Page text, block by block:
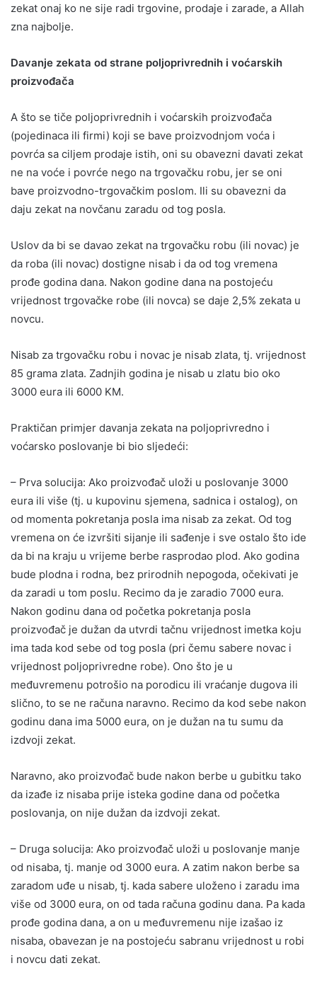
zekat onaj ko ne sije radi trgovine, prodaje i zarade, a Allah
zna najbolje.
Davanje zekata od strane poljoprivrednih i voćarskih
proizvođača
A što se tiče poljoprivrednih i voćarskih proizvođača
(pojedinaca ili firmi) koji se bave proizvodnjom voća i
povrća sa ciljem prodaje istih, oni su obavezni davati zekat
ne na voće i povrće nego na trgovačku robu, jer se oni
bave proizvodno-trgovačkim poslom. Ili su obavezni da
daju zekat na novčanu zaradu od tog posla.
Uslov da bi se davao zekat na trgovačku robu (ili novac) je
da roba (ili novac) dostigne nisab i da od tog vremena
prođe godina dana. Nakon godine dana na postojeću
vrijednost trgovačke robe (ili novca) se daje 2,5% zekata u
novcu.
Nisab za trgovačku robu i novac je nisab zlata, tj. vrijednost
85 grama zlata. Zadnjih godina je nisab u zlatu bio oko
3000 eura ili 6000 KM.
Praktičan primjer davanja zekata na poljoprivredno i
voćarsko poslovanje bi bio sljedeći:
– Prva solucija: Ako proizvođač uloži u poslovanje 3000
eura ili više (tj. u kupovinu sjemena, sadnica i ostalog), on
od momenta pokretanja posla ima nisab za zekat. Od tog
vremena on će izvršiti sijanje ili sađenje i sve ostalo što ide
da bi na kraju u vrijeme berbe rasprodao plod. Ako godina
bude plodna i rodna, bez prirodnih nepogoda, očekivati je
da zaradi u tom poslu. Recimo da je zaradio 7000 eura.
Nakon godinu dana od početka pokretanja posla
proizvođač je dužan da utvrdi tačnu vrijednost imetka koju
ima tada kod sebe od tog posla (pri čemu sabere novac i
vrijednost poljoprivredne robe). Ono što je u
međuvremenu potrošio na porodicu ili vraćanje dugova ili
slično, to se ne računa naravno. Recimo da kod sebe nakon
godinu dana ima 5000 eura, on je dužan na tu sumu da
izdvoji zekat.
Naravno, ako proizvođač bude nakon berbe u gubitku tako
da izađe iz nisaba prije isteka godine dana od početka
poslovanja, on nije dužan da izdvoji zekat.
– Druga solucija: Ako proizvođač uloži u poslovanje manje
od nisaba, tj. manje od 3000 eura. A zatim nakon berbe sa
zaradom uđe u nisab, tj. kada sabere uloženo i zaradu ima
više od 3000 eura, on od tada računa godinu dana. Pa kada
prođe godina dana, a on u međuvremenu nije izašao iz
nisaba, obavezan je na postojeću sabranu vrijednost u robi
i novcu dati zekat.